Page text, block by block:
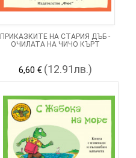
ПРИКАЗКИТЕ НА СТАРИЯ ДЪБ -
ОЧИЛАТА НА ЧИЧО КЪРТ
6,60 € (12.91лв.)